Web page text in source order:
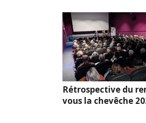
Rétrospective du
vous la chevêche